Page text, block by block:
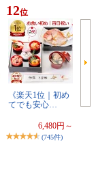
12位
《楽天1位｜初め
てでも安心…
6,480円～
(745件)